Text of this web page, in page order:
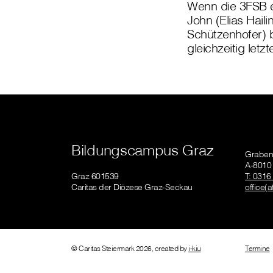
Wenn die
John (Elias
Schützenhofer)
gleichzeitig
Bildungscampus Graz
Graz 601539
Caritas der Diözese Graz-Seckau
A-
T:
© Caritas Steiermark 2026, created by i-kiu Termine